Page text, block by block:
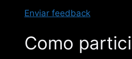
Enviar feedback
Como